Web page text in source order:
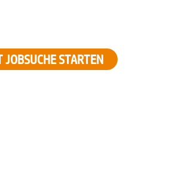
JOBSUCHE STARTEN